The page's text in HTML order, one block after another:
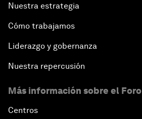
Nuestra estrategia
Cómo trabajamos
Liderazgo y gobernanza
Nuestra repercusión
Más información sobre el Foro
Centros